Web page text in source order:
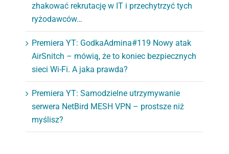
zhakować rekrutację w IT i przechytrzyć tych
ryżodawców…
Premiera YT: GodkaAdmina#119 Nowy atak
AirSnitch – mówią, że to koniec bezpiecznych
sieci Wi-Fi. A jaka prawda?
Premiera YT: Samodzielne utrzymywanie
serwera NetBird MESH VPN – prostsze niż
myślisz?